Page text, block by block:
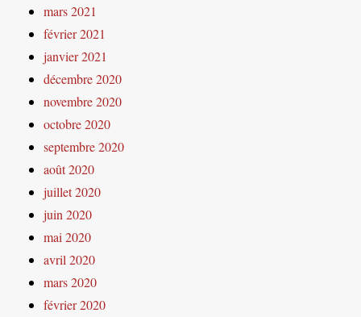
mars 2021
février 2021
janvier 2021
décembre 2020
novembre 2020
octobre 2020
septembre 2020
août 2020
juillet 2020
juin 2020
mai 2020
avril 2020
mars 2020
février 2020